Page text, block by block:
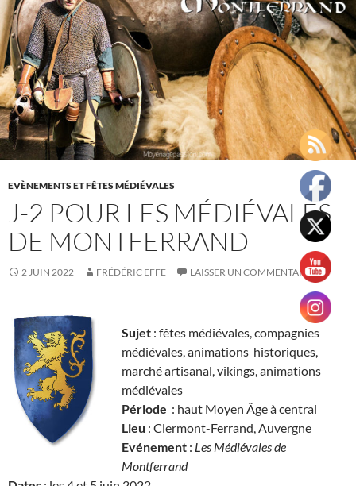
EVÈNEMENTS ET FÊTES MÉDIÉVALES
J-2 POUR LES MÉDIÉVALES
DE MONTFERRAND
2 JUIN 2022 FRÉDÉRIC EFFE LAISSER UN COMMENTAIRE
Sujet : fêtes médiévales, compagnies
médiévales, animations historiques,
marché artisanal, vikings, animations
médiévales
Période : haut Moyen Âge à central
Lieu : Clermont-Ferrand, Auvergne
Evénement : Les Médiévales de
Montferrand